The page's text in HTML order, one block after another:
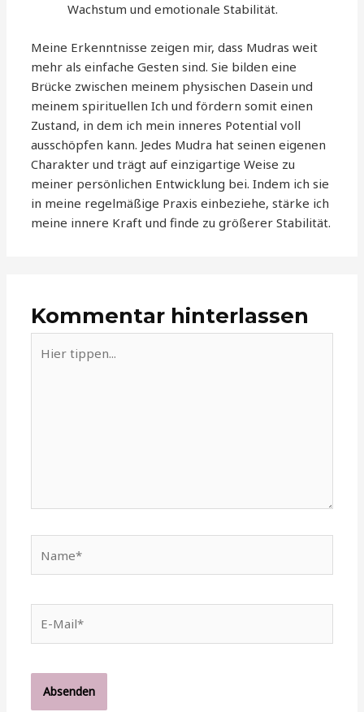
Wachstum und emotionale Stabilität.
Meine Erkenntnisse zeigen mir, dass Mudras weit
mehr als einfache Gesten sind. Sie bilden eine
Brücke zwischen meinem physischen Dasein und
meinem spirituellen Ich und fördern somit einen
Zustand, in dem ich mein inneres Potential voll
ausschöpfen kann. Jedes Mudra hat seinen eigenen
Charakter und trägt auf einzigartige Weise zu
meiner persönlichen Entwicklung bei. Indem ich sie
in meine regelmäßige Praxis einbeziehe, stärke ich
meine innere Kraft und finde zu größerer Stabilität.
Kommentar hinterlassen
tippen...
Mail*